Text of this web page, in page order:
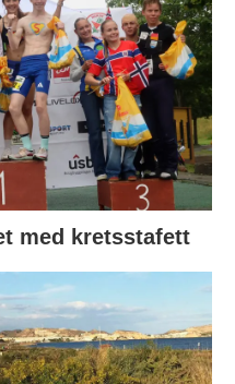
med kretsstafett